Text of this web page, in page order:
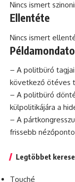
Nincs ismert
Ellentéte
Nincs ismert
– A politbüró
következő ötéves
– A politbüró
külpolitikájára a
– A
frissebb
Legtöbbet
Touché